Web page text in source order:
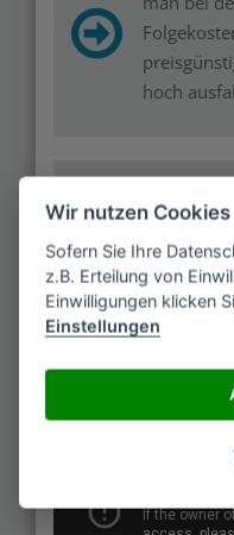
hoch
Während
Büros ein
an
Wir nutzen Cookies
Sofern Sie Ihre
z.B. Erteilung von
Einwilligungen klicken
Einstellungen